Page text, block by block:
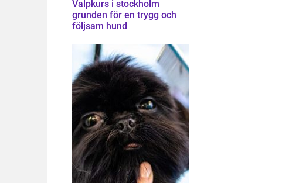
Valpkurs i stockholm
grunden för en trygg och
följsam hund